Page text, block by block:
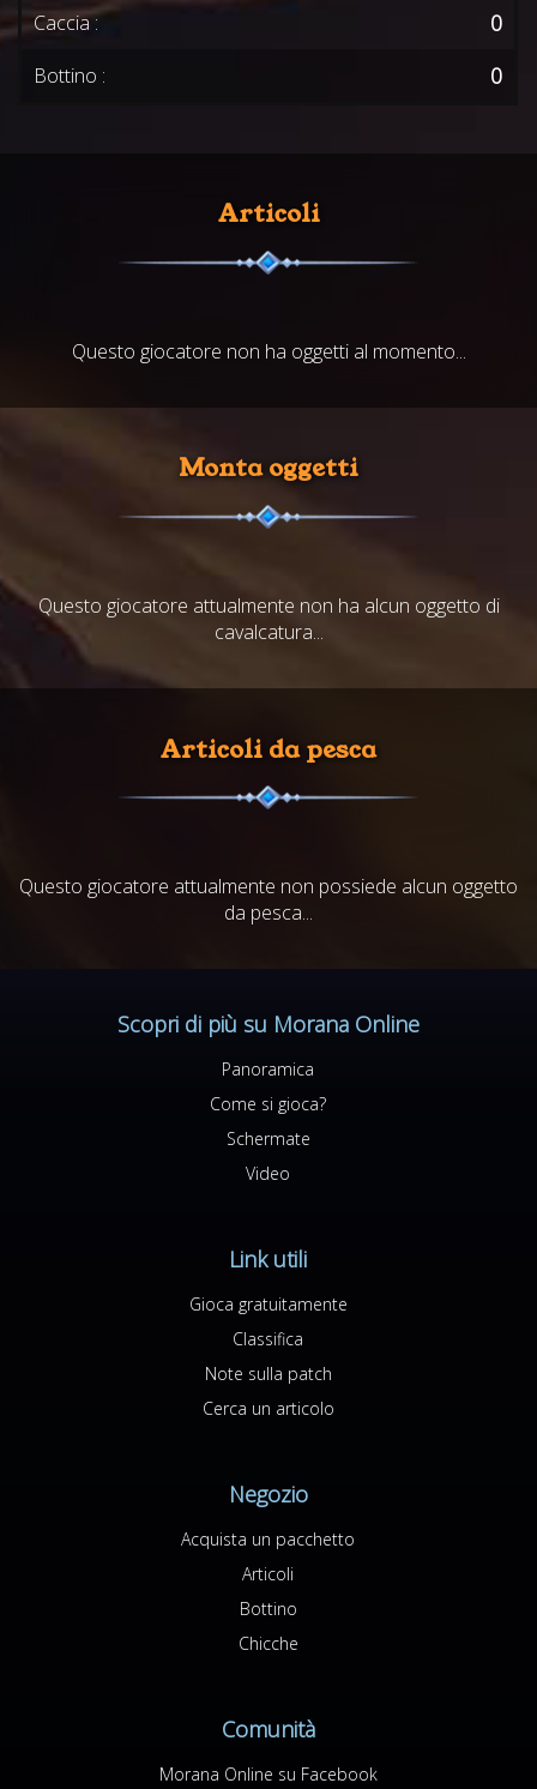
Caccia : 0
Bottino : 0
Articoli
Questo giocatore non ha oggetti al momento...
Monta oggetti
Questo giocatore attualmente non ha alcun oggetto di
cavalcatura...
Articoli da pesca
Questo giocatore attualmente non possiede alcun oggetto
da pesca...
Scopri di più su Morana Online
Panoramica
Come si gioca?
Schermate
Video
Link utili
Gioca gratuitamente
Classifica
Note sulla patch
Cerca un articolo
Negozio
Acquista un pacchetto
Articoli
Bottino
Chicche
Comunità
Morana Online su Facebook